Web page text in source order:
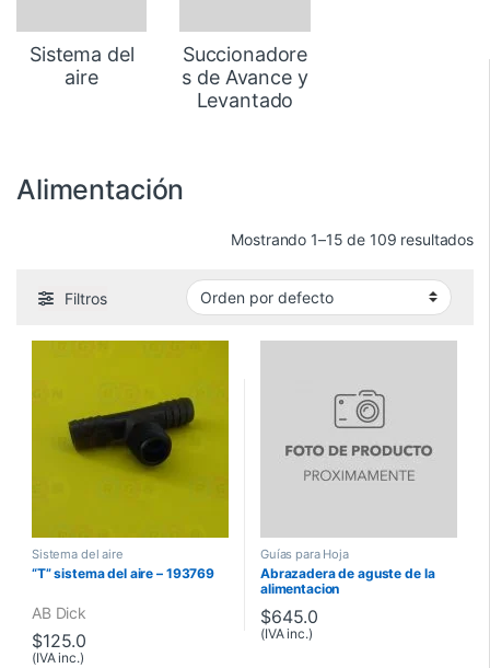
Sistema del
aire
Succionadore
s de Avance y
Levantado
Alimentación
Mostrando 1–15 de 109 resultados
Filtros
Sistema del aire
“T” sistema del aire – 193769
AB Dick
$125.0
(IVA inc.)
Guías para Hoja
Abrazadera de aguste de la
alimentacion
$645.0
(IVA inc.)